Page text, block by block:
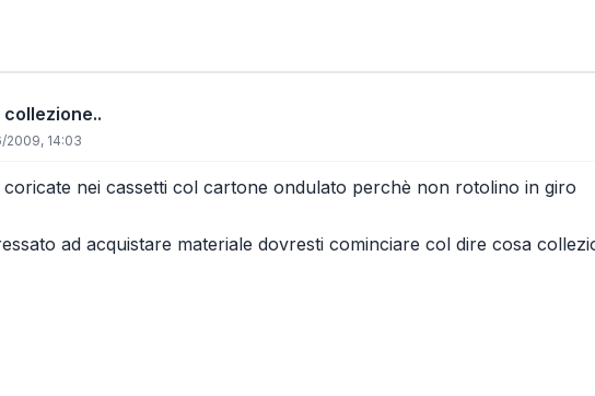
collezione..
2009, 14:03
coricate nei cassetti col cartone ondulato perchè non rotolino in giro
ad acquistare materiale dovresti cominciare col dire cosa